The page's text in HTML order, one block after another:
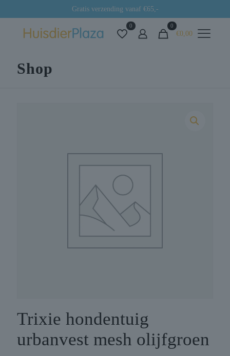
Gratis verzending vanaf €65,-
0 0
€0,00
Shop
Trixie hondentuig
urbanvest mesh olijfgroen